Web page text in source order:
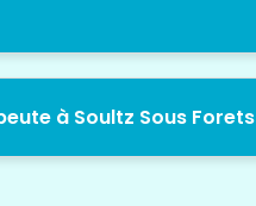
à Soultz Sous Forets